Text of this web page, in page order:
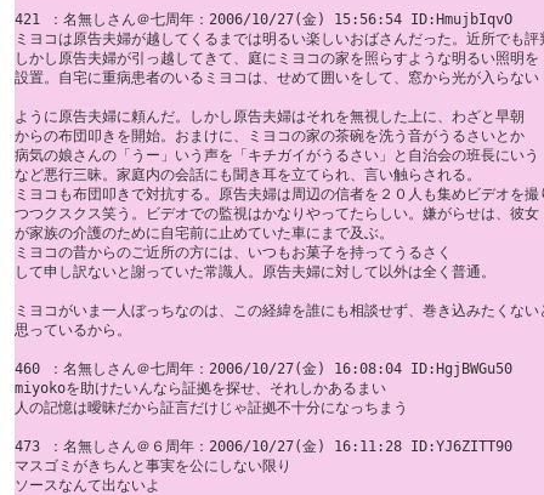
421 ：名無しさん＠七周年：2006/10/27(金) 15:56:54 ID:HmujbIqvO
ミヨコは原告夫婦が越してくるまでは明るい楽しいおばさんだった。近所でも
しかし原告夫婦が引っ越してきて、庭にミヨコの家を照らすような明るい照明
設置。自宅に重病患者のいるミヨコは、せめて囲いをして、窓から光が入らな
ように原告夫婦に頼んだ。しかし原告夫婦はそれを無視した上に、わざと早朝
からの布団叩きを開始。おまけに、ミヨコの家の茶碗を洗う音がうるさいとか
病気の娘さんの「うー」いう声を「キチガイがうるさい」と自治会の班長にい
など悪行三昧。家庭内の会話にも聞き耳を立てられ、言い触らされる。
ミヨコも布団叩きで対抗する。原告夫婦は周辺の信者を２０人も集めビデオを
つつクスクス笑う。ビデオでの監視はかなりやってたらしい。嫌がらせは、彼
が家族の介護のために自宅前に止めていた車にまで及ぶ。
ミヨコの昔からのご近所の方には、いつもお菓子を持ってうるさく
して申し訳ないと謝っていた常識人。原告夫婦に対して以外は全く普通。
ミヨコがいま一人ぼっちなのは、この経緯を誰にも相談せず、巻き込みたくな
思っているから。
460 ：名無しさん＠七周年：2006/10/27(金) 16:08:04 ID:HgjBWGu50
miyokoを助けたいんなら証拠を探せ、それしかあるまい
人の記憶は曖昧だから証言だけじゃ証拠不十分になっちまう
473 ：名無しさん＠６周年：2006/10/27(金) 16:11:28 ID:YJ6ZITT90
マスゴミがきちんと事実を公にしない限り
ソースなんて出ないよ